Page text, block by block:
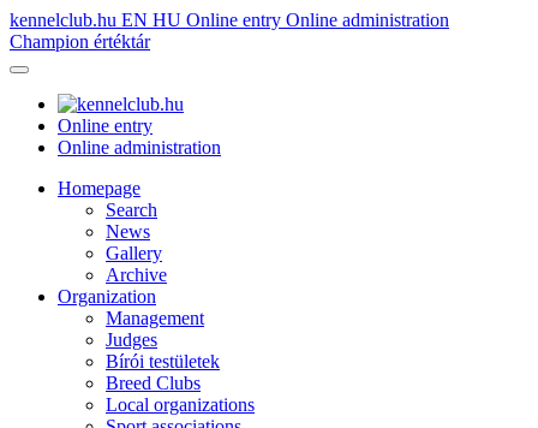
kennelclub.hu EN HU Online entry Online administration
Champion értéktár
Online entry
Online administration
Homepage
Search
News
Gallery
Archive
Organization
Management
Judges
Bírói testületek
Breed Clubs
Local organizations